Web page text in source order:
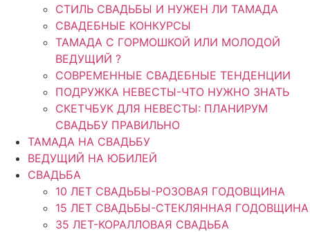
СТИЛЬ СВАДЬБЫ И НУЖЕН ЛИ ТАМАДА
СВАДЕБНЫЕ КОНКУРСЫ
ТАМАДА С ГОРМОШКОЙ ИЛИ МОЛОДОЙ
ВЕДУЩИЙ ?
СОВРЕМЕННЫЕ СВАДЕБНЫЕ ТЕНДЕНЦИИ
ПОДРУЖКА НЕВЕСТЫ-ЧТО НУЖНО ЗНАТЬ
СКЕТЧБУК ДЛЯ НЕВЕСТЫ: ПЛАНИРУМ
СВАДЬБУ ПРАВИЛЬНО
ТАМАДА НА СВАДЬБУ
ВЕДУЩИЙ НА ЮБИЛЕЙ
СВАДЬБА
10 ЛЕТ СВАДЬБЫ-РОЗОВАЯ ГОДОВЩИНА
15 ЛЕТ СВАДЬБЫ-СТЕКЛЯННАЯ ГОДОВЩИНА
35 ЛЕТ-КОРАЛЛОВАЯ СВАДЬБА